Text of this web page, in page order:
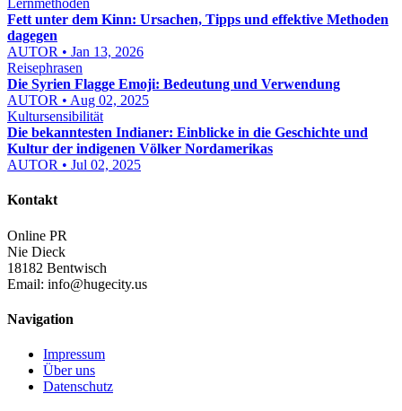
Lernmethoden
Fett unter dem Kinn: Ursachen, Tipps und effektive Methoden
dagegen
AUTOR • Jan 13, 2026
Reisephrasen
Die Syrien Flagge Emoji: Bedeutung und Verwendung
AUTOR • Aug 02, 2025
Kultursensibilität
Die bekanntesten Indianer: Einblicke in die Geschichte und
Kultur der indigenen Völker Nordamerikas
AUTOR • Jul 02, 2025
Kontakt
Online PR
Nie Dieck
18182 Bentwisch
Email: info@hugecity.us
Navigation
Impressum
Über uns
Datenschutz